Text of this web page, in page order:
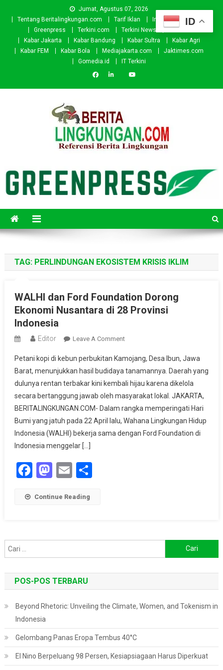
Jumat, Agustus 07, 2026
Tentang Beritalingkungan.com
Tarif Iklan Investor
Donasi
Greenpress
Terkini.com Terkini News
Kabar.id
Kabar Jakarta
Kabar Bandung Kabar Sultra
Kabar Agri
Kabar FEM
Kabar Bola Mediajakarta.com
Jaktimes.com
Gomedia.id
IT Terkini
TAG: PERLINDUNGAN EKOSISTEM KRISIS IKLIM
WALHI dan Ford Foundation Dorong
Ekonomi Nusantara di 28 Provinsi
Indonesia
Editor Leave A CommentOn
Dan
Ford
Foundation
Dorong
Ekonomi
Nusantara
Petani kopi di kebun perbukitan Kamojang, Desa Ibun, Jawa
Barat, menunjukkan hasil budidaya tanamannya. Daerah yang
dulunya rentan terbakar kini kembali hijau karena dikelola
secara bertanggung jawab oleh masyarakat lokal. JAKARTA,
BERITALINGKUNGAN.COM- Dalam rangka memperingati Hari
Bumi yang jatuh pada 22 April lalu, Wahana Lingkungan Hidup
Indonesia (WALHI) bekerja sama dengan Ford Foundation di
Indonesia menggelar […]
Facebook
Mastodon
EmailShare
Continue Reading
untuk:
POS-POS TERBARU
Beyond Rhetoric: Unveiling the Climate, Women, and Tokenism in
Indonesia
Gelombang Panas Eropa Tembus 40°C
El Nino Berpeluang 98 Persen, Kesiapsiagaan Harus Diperkuat
ID